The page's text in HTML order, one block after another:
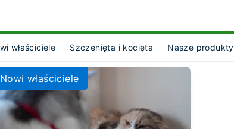
właściciele Szczenięta i kocięta
Nasze produkty
Nowi właściciele